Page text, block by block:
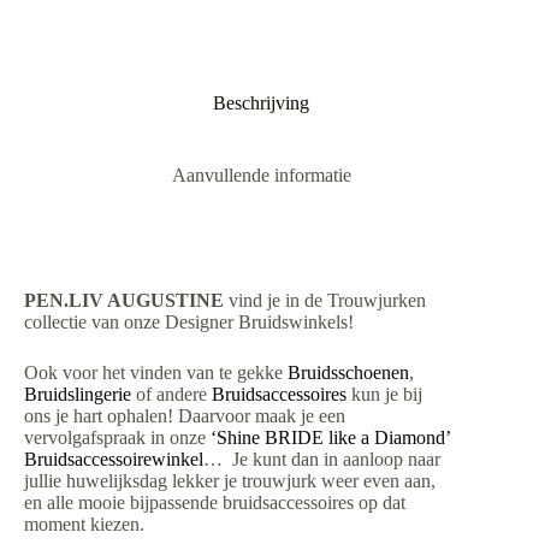
Beschrijving
Aanvullende informatie
PEN.LIV AUGUSTINE vind je in de Trouwjurken
collectie van onze Designer Bruidswinkels!
Ook voor het vinden van te gekke Bruidsschoenen,
Bruidslingerie of andere Bruidsaccessoires kun je bij
ons je hart ophalen! Daarvoor maak je een
vervolgafspraak in onze ‘Shine BRIDE like a Diamond’
Bruidsaccessoirewinkel… Je kunt dan in aanloop naar
jullie huwelijksdag lekker je trouwjurk weer even aan,
en alle mooie bijpassende bruidsaccessoires op dat
moment kiezen.